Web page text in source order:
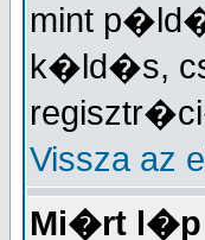
mint
k�ld�s,
Vissza az
Mi�rt l�p